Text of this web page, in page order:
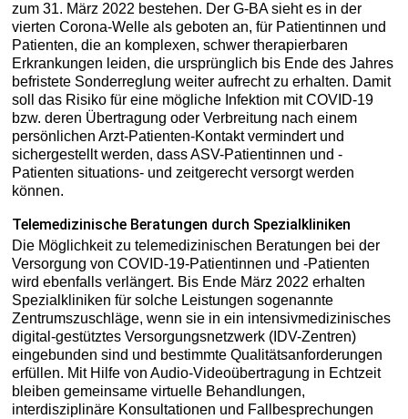
zum 31. März 2022 bestehen. Der G-BA sieht es in der
vierten Corona-Welle als geboten an, für Patientinnen und
Patienten, die an komplexen, schwer therapierbaren
Erkrankungen leiden, die ursprünglich bis Ende des Jahres
befristete Sonderreglung weiter aufrecht zu erhalten. Damit
soll das Risiko für eine mögliche Infektion mit COVID-19
bzw. deren Übertragung oder Verbreitung nach einem
persönlichen Arzt-Patienten-Kontakt vermindert und
sichergestellt werden, dass ASV-Patientinnen und -
Patienten situations- und zeitgerecht versorgt werden
können.
Telemedizinische Beratungen durch Spezialkliniken
Die Möglichkeit zu telemedizinischen Beratungen bei der
Versorgung von COVID-19-Patientinnen und -Patienten
wird ebenfalls verlängert. Bis Ende März 2022 erhalten
Spezialkliniken für solche Leistungen sogenannte
Zentrumszuschläge, wenn sie in ein intensivmedizinisches
digital-gestütztes Versorgungsnetzwerk (IDV-Zentren)
eingebunden sind und bestimmte Qualitätsanforderungen
erfüllen. Mit Hilfe von Audio-Videoübertragung in Echtzeit
bleiben gemeinsame virtuelle Behandlungen,
interdisziplinäre Konsultationen und Fallbesprechungen